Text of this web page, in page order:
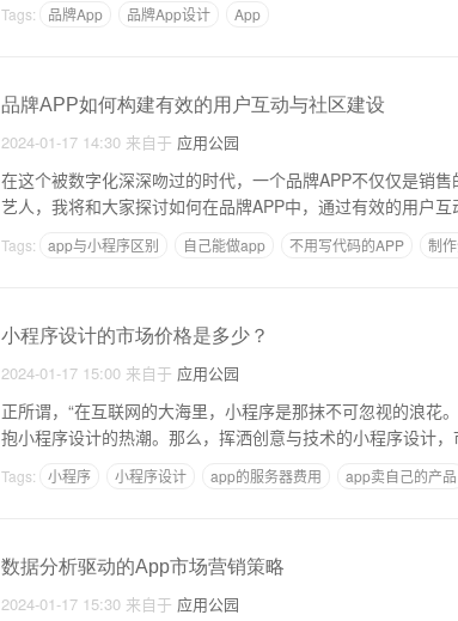
Tags: 品牌App 品牌App设计 App
品牌APP如何构建有效的用户互动与社区建设
2024-01-17 14:30 来自于 应用公园
在这个被数字化深深吻过的时代，一个品牌APP不仅仅是销
艺人，我将和大家探讨如何在品牌APP中，通过有效的用户
Tags: app与小程序区别 自己能做app 不用写代码的APP 制
小程序设计的市场价格是多少？
2024-01-17 15:00 来自于 应用公园
正所谓，“在互联网的大海里，小程序是那抹不可忽视的浪花
抱小程序设计的热潮。那么，挥洒创意与技术的小程序设计，
Tags: 小程序 小程序设计 app的服务器费用 app卖自己的产品
数据分析驱动的App市场营销策略
2024-01-17 15:30 来自于 应用公园